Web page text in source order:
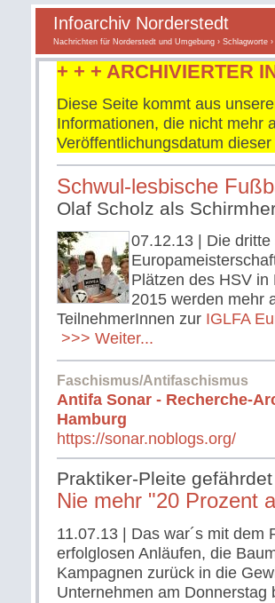
Infoarchiv Norderstedt
Nachrichten für Norderstedt und Umgebung › Schlagworte
+ + + ARCHIVIERTER
Diese Seite kommt aus
Informationen, die nicht mehr
Veröffentlichungsdatum dieser
Schwul-lesbische
Olaf Scholz als
07.12.13 | Die
Plätzen des HSV in
2015 werden mehr
TeilnehmerInnen zur IGLFA
>>> Weiter...
Faschismus/Antifaschismus
Antifa Sonar - Recherche-
Hamburg
https://sonar.noblogs.org/
Praktiker-Pleite
Nie mehr "20 Prozent
11.07.13 | Das war´s mit
erfolglosen Anläufen, die
Kampagnen zurück in die
Unternehmen am Donnerstag